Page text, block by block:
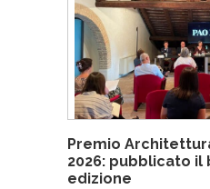
Premio
2026: pubblicato il
edizione